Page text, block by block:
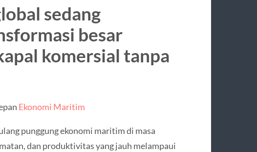
sedang
besar
komersial tanpa
Ekonomi Maritim
punggung ekonomi maritim di masa
dan produktivitas yang jauh melampaui